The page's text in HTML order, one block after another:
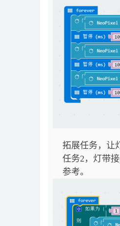
拓展任务，让
任务2，灯带接
参考。